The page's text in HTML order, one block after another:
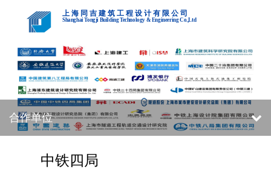
上海同吉建筑工程设计有限公司
Shanghai Tongji Building Technology & Engineering Co.,Ltd
合作单位
中铁四局